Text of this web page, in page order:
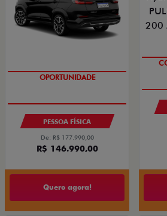
COM USADO NA TROCA
PESSOA FÍSICA
De: R$ 177.990,00
R$ 146.990,00
Quero agora!